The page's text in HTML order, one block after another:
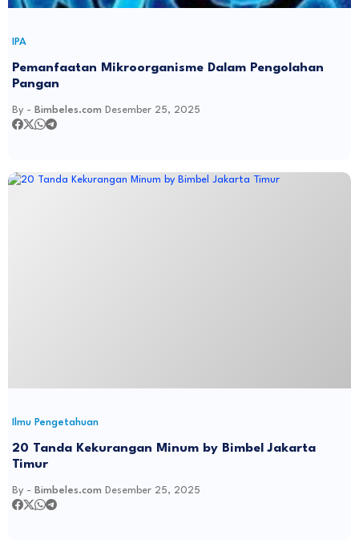
IPA
Pemanfaatan Mikroorganisme Dalam Pengolahan
Pangan
By - Bimbeles.com Desember 25, 2025
Ilmu Pengetahuan
20 Tanda Kekurangan Minum by Bimbel Jakarta
Timur
By - Bimbeles.com Desember 25, 2025